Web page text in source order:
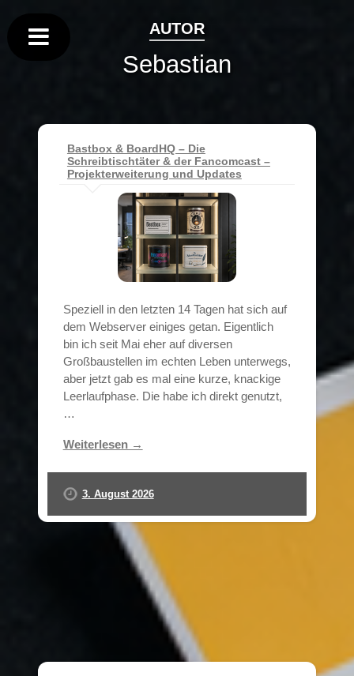
AUTOR
Sebastian
Bastbox & BoardHQ – Die
Schreibtischtäter & der Fancomcast –
Projekterweiterung und Updates
Speziell in den letzten 14 Tagen hat sich auf
dem Webserver einiges getan. Eigentlich
bin ich seit Mai eher auf diversen
Großbaustellen im echten Leben unterwegs,
aber jetzt gab es mal eine kurze, knackige
Leerlaufphase. Die habe ich direkt genutzt,
…
Weiterlesen →
3. August 2026